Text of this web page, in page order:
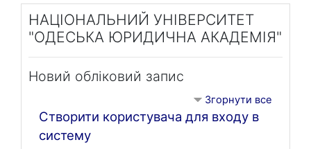
Перейти до головного вмісту
НАЦІОНАЛЬНИЙ УНІВЕРСИТЕТ
"ОДЕСЬКА ЮРИДИЧНА АКАДЕМІЯ"
Новий обліковий запис
Згорнути все
Створити користувача для входу в
систему